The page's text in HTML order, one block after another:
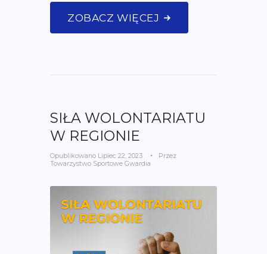
ZOBACZ WIĘCEJ
SIŁA WOLONTARIATU
W REGIONIE
Opublikowano Lipiec 22, 2023
Przez
Towarzystwo Sportowe Gwardia